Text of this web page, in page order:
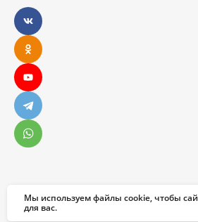
© 2026 Бослен. Все права
Мы используем файлы cookie, чтобы
для вас.